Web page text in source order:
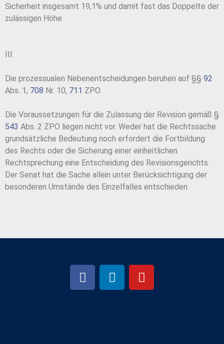
Sicherheit insgesamt 19,1% und damit fast das Doppelte der
zulässigen Höhe.
III.
Die prozessualen Nebenentscheidungen beruhen auf §§ 92
Abs. 1, 708 Nr. 10, 711 ZPO.
Die Voraussetzungen für die Zulassung der Revision gemäß §
543 Abs. 2 ZPO liegen nicht vor. Weder hat die Rechtssache
grundsätzliche Bedeutung noch erfordert die Fortbildung
des Rechts oder die Sicherung einer einheitlichen
Rechtsprechung eine Entscheidung des Revisionsgerichts.
Der Senat hat die Sache allein unter Berücksichtigung der
besonderen Umstände des Einzelfalles entschieden.